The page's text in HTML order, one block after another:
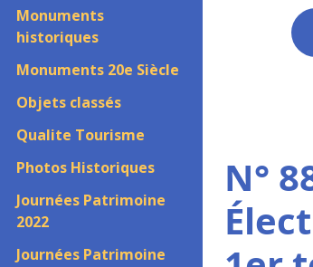
Monuments
historiques
Monuments 20e Siècle
Objets classés
Qualite Tourisme
Photos Historiques
Journées Patrimoine
2022
Journées Patrimoine
N°